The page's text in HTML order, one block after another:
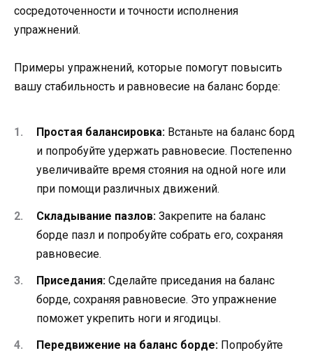
сосредоточенности и точности исполнения
упражнений.
Примеры упражнений, которые помогут повысить
вашу стабильность и равновесие на баланс борде:
Простая балансировка: Встаньте на баланс борд
и попробуйте удержать равновесие. Постепенно
увеличивайте время стояния на одной ноге или
при помощи различных движений.
Складывание пазлов: Закрепите на баланс
борде пазл и попробуйте собрать его, сохраняя
равновесие.
Приседания: Сделайте приседания на баланс
борде, сохраняя равновесие. Это упражнение
поможет укрепить ноги и ягодицы.
Передвижение на баланс борде: Попробуйте